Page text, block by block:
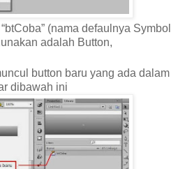
(nama defaulnya Symbol
adalah Button,
button baru yang ada dalam
dibawah ini